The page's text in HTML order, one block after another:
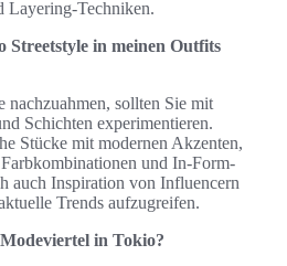
Layering-Techniken.
Streetstyle in meinen Outfits
nachzuahmen, sollten Sie mit
Schichten experimentieren.
Stücke mit modernen Akzenten,
und In-Form-
auch Inspiration von Influencern
Trends aufzugreifen.
in Tokio?